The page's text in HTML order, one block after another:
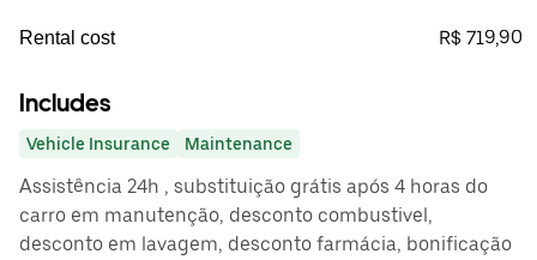
Rental cost R$ 719,90
Includes
Vehicle Insurance Maintenance
Assistência 24h , substituição grátis após 4 horas do
carro em manutenção, desconto combustivel,
desconto em lavagem, desconto farmácia, bonificação